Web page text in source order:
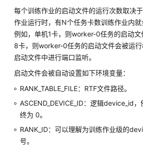
理
训
练
作
业
业
监
控
可
视
每个训练作业的启动文件的运行次数取决
作业运行时，有N个任务卡数训练作业内就
例如，单机1卡，则worker-0任务的启动文
8卡，则worker-0任务的启动文件会被运
启动文件中进行端口监听。
启动文件会被自动设置如下环境变量：
RANK_TABLE_FILE：RTF文件路径。
ASCEND_DEVICE_ID：逻辑device_id
终为 0。
RANK_ID：可以理解为训练作业级的
号。